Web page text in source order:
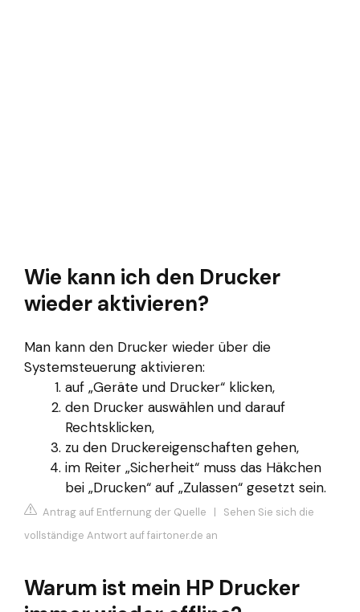
Wie kann ich den Drucker
wieder aktivieren?
Man kann den Drucker wieder über die
Systemsteuerung aktivieren:
auf „Geräte und Drucker“ klicken,
den Drucker auswählen und darauf
Rechtsklicken,
zu den Druckereigenschaften gehen,
im Reiter „Sicherheit“ muss das Häkchen
bei „Drucken“ auf „Zulassen“ gesetzt sein.
Antrag auf Entfernung der Quelle | Sehen Sie sich die
vollständige Antwort auf fairtoner.de an
Warum ist mein HP Drucker